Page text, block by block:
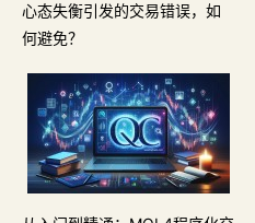
心态失衡引发的交易错误，如
何避免？